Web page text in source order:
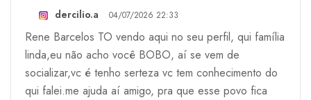
dercilio.a 04/07/2026 22:33
Rene Barcelos TO vendo aqui no seu perfil, qui família
linda,eu não acho você BOBO, aí se vem de
socializar,vc é tenho serteza vc tem conhecimento do
qui falei.me ajuda aí amigo, pra que esse povo fica